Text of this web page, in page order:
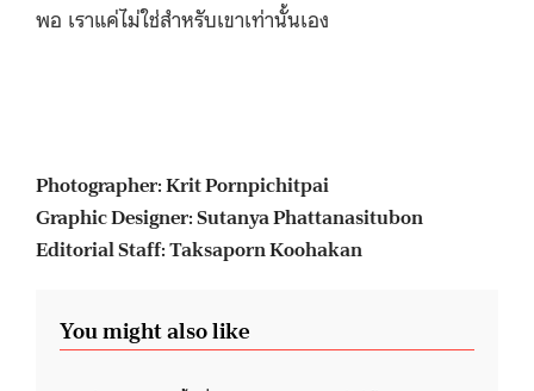
พอ เราแค่ไม่ใช่สำหรับเขาเท่านั้นเอง
Photographer: Krit Pornpichitpai
Graphic Designer: Sutanya Phattanasitubon
Editorial Staff: Taksaporn Koohakan
You might also like